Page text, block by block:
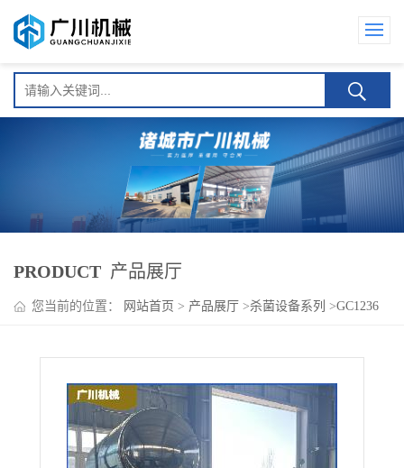
PRODUCT 产品展厅
您当前的位置： 网站首页 > 产品展厅 >杀菌设备系列 >GC1236